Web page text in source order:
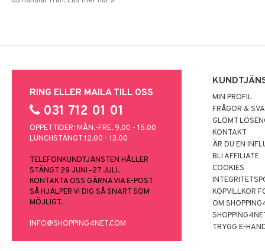
RING ELLER MAILA TILL OSS
031 712 01 01
ÖPPETTIDER: MÅN.-FRE. 9.00 - 15.00
LUNCHSTÄNGT 12.00 - 13.00
TELEFONKUNDTJÄNSTEN HÅLLER
STÄNGT 29 JUNI–27 JULI.
KONTAKTA OSS GÄRNA VIA E-POST
SÅ HJÄLPER VI DIG SÅ SNART SOM
MÖJLIGT.
INFO@SHOPPING4NET.COM
MIN PROFIL
FRÅGOR &
GLÖMT
KONTAKT
ÄR DU EN
BLI AFFILIATE
COOKIES
KÖPVILLKOR
OM
TRYGG E-